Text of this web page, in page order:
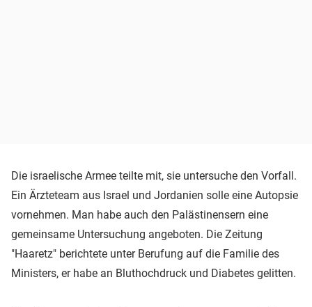
Die israelische Armee teilte mit, sie untersuche den Vorfall.
Ein Ärzteteam aus Israel und Jordanien solle eine Autopsie
vornehmen. Man habe auch den Palästinensern eine
gemeinsame Untersuchung angeboten. Die Zeitung
"Haaretz" berichtete unter Berufung auf die Familie des
Ministers, er habe an Bluthochdruck und Diabetes gelitten.